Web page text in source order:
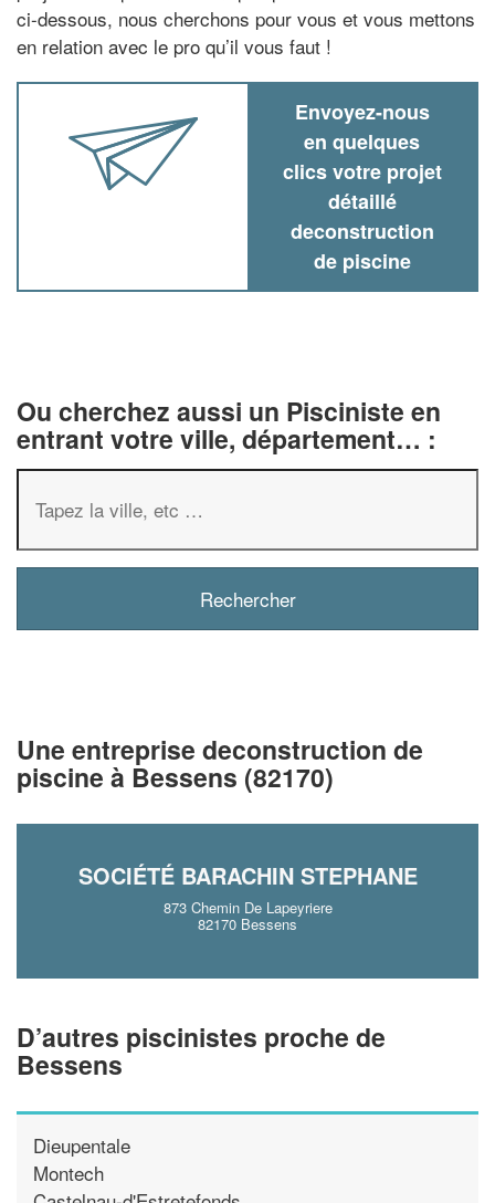
ci-dessous, nous cherchons pour vous et vous mettons
en relation avec le pro qu’il vous faut !
Envoyez-nous
en quelques
clics votre projet
détaillé
deconstruction
de piscine
Ou cherchez aussi un Pisciniste en
entrant votre ville, département… :
Une entreprise deconstruction de
piscine à Bessens (82170)
SOCIÉTÉ BARACHIN STEPHANE
873 Chemin De Lapeyriere
82170 Bessens
D’autres piscinistes proche de
Bessens
Dieupentale
Montech
Vous êtes un
vosmargestout en gagnant de
nouveaux clients
En savoir plus